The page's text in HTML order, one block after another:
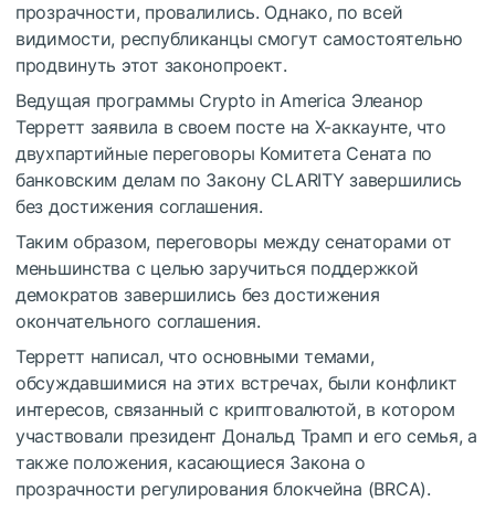
прозрачности, провалились. Однако, по всей
видимости, республиканцы смогут самостоятельно
продвинуть этот законопроект.
Ведущая программы Crypto in America Элеанор
Терретт заявила в своем посте на X-аккаунте, что
двухпартийные переговоры Комитета Сената по
банковским делам по Закону CLARITY завершились
без достижения соглашения.
Таким образом, переговоры между сенаторами от
меньшинства с целью заручиться поддержкой
демократов завершились без достижения
окончательного соглашения.
Терретт написал, что основными темами,
обсуждавшимися на этих встречах, были конфликт
интересов, связанный с криптовалютой, в котором
участвовали президент Дональд Трамп и его семья, а
также положения, касающиеся Закона о
прозрачности регулирования блокчейна (BRCA).